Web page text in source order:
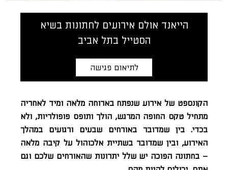
הייאנד אולם אירועים לחתונות בשיא
הסטייל בתל אביב
לתיאום פגישה
הקונספט של אירוע שנפתח בארוחה מלאה ומיד לאחריה
מתחיל טקס החופה המרגש, הולך ותופס פופולריות, ולא
בכדי. בין שמדובר באורחים שבעים ורגועים במהלך
האירוע, ובין שמדובר בשתיית אלכוהול על קיבה מלאה
– בחתונה הפוכה יש שלל יתרונות שהאורחים שלכם וגם